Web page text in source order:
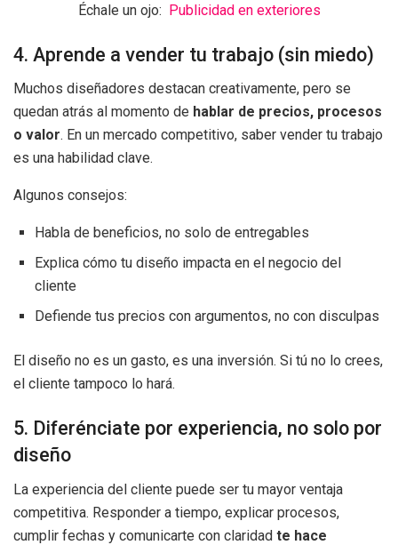
Échale un ojo: Publicidad en exteriores
4. Aprende a vender tu trabajo (sin miedo)
Muchos diseñadores destacan creativamente, pero se
quedan atrás al momento de hablar de precios, procesos
o valor. En un mercado competitivo, saber vender tu trabajo
es una habilidad clave.
Algunos consejos:
Habla de beneficios, no solo de entregables
Explica cómo tu diseño impacta en el negocio del
cliente
Defiende tus precios con argumentos, no con disculpas
El diseño no es un gasto, es una inversión. Si tú no lo crees,
el cliente tampoco lo hará.
5. Diferénciate por experiencia, no solo por
diseño
La experiencia del cliente puede ser tu mayor ventaja
competitiva. Responder a tiempo, explicar procesos,
cumplir fechas y comunicarte con claridad te hace